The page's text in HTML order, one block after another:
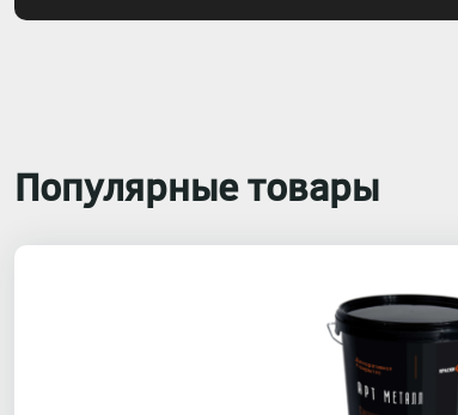
Популярные товары